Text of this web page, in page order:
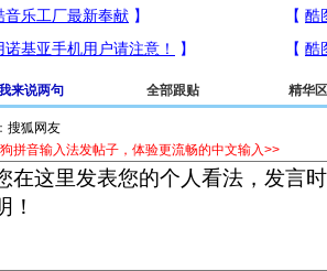
来说两句 全部跟贴 精华区
拼音输入法发帖子，体验更流畅的中文输入>>